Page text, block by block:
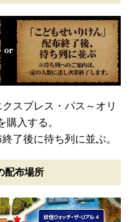
スプレス・パス～オリ
入する。
了後に待ち列に並ぶ。
配布場所